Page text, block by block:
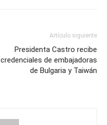
Artículo siguiente
Presidenta Castro recibe
credenciales de embajadoras
de Bulgaria y Taiwán